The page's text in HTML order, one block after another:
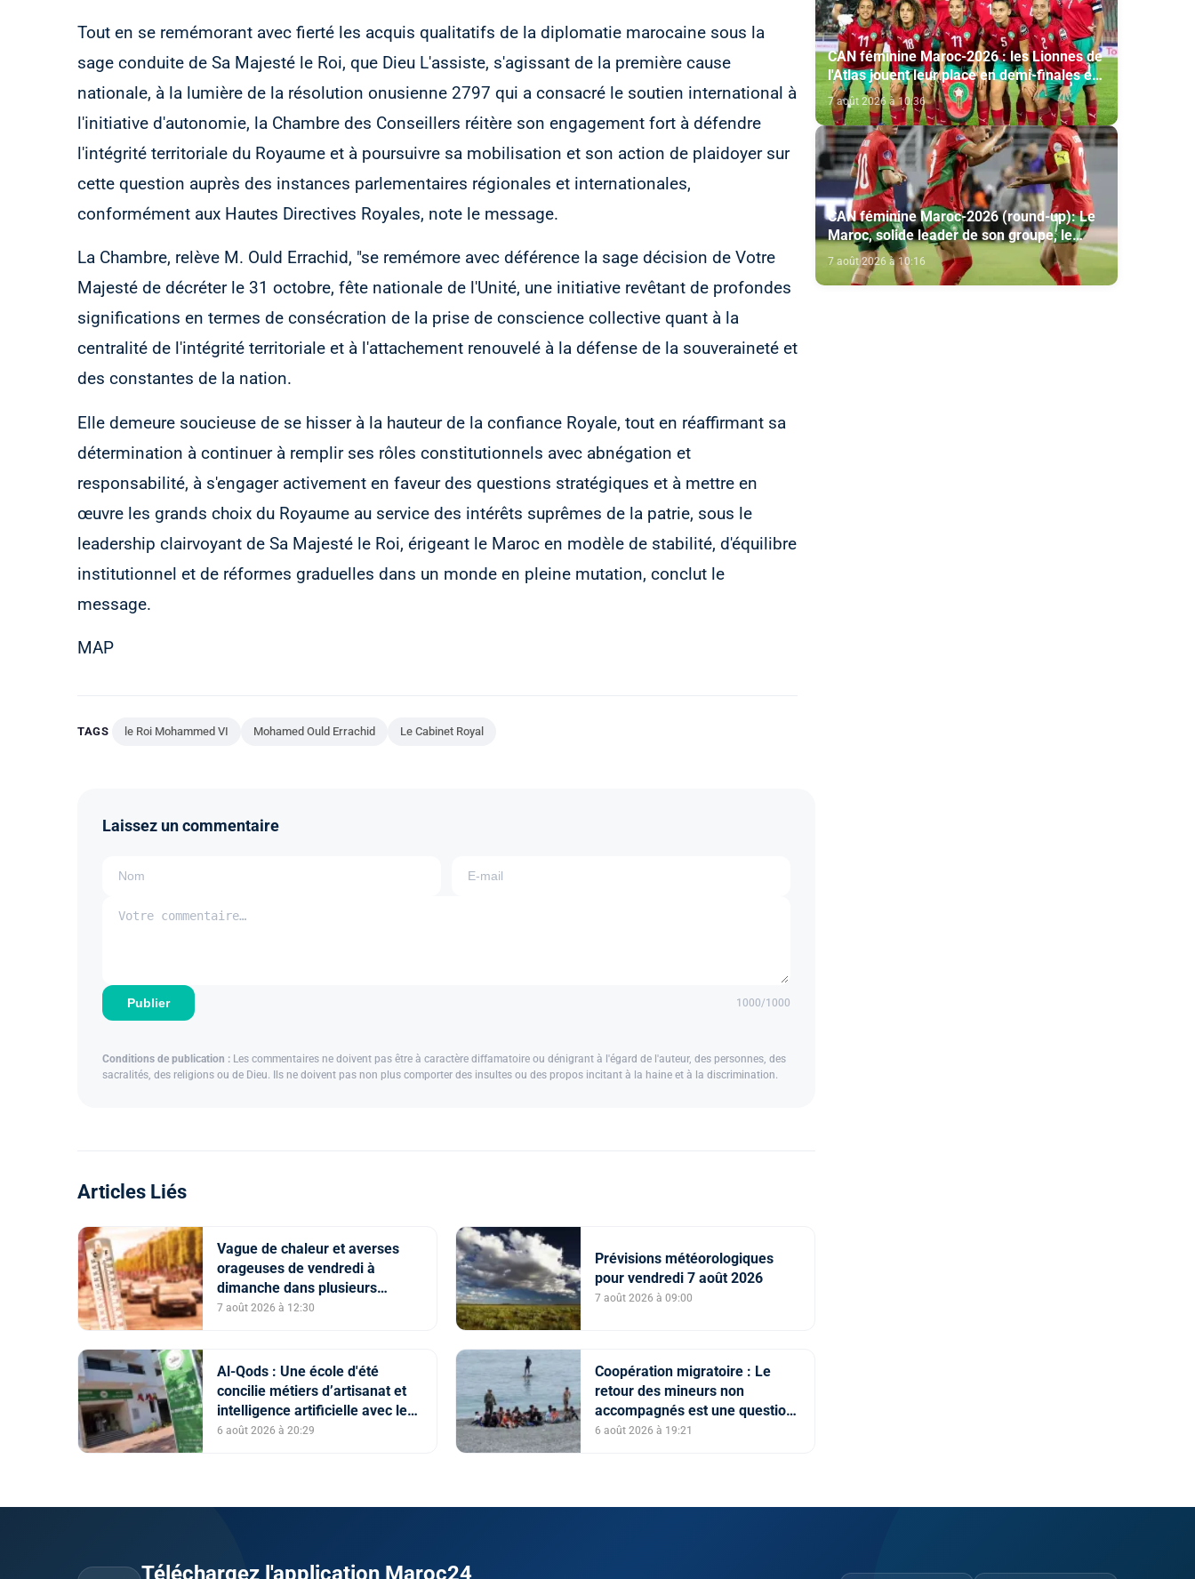
Tout en se remémorant avec fierté les acquis qualitatifs de la diplomatie marocaine sous la
sage conduite de Sa Majesté le Roi, que Dieu L'assiste, s'agissant de la première cause
nationale, à la lumière de la résolution onusienne 2797 qui a consacré le soutien international à
l'initiative d'autonomie, la Chambre des Conseillers réitère son engagement fort à défendre
l'intégrité territoriale du Royaume et à poursuivre sa mobilisation et son action de plaidoyer sur
cette question auprès des instances parlementaires régionales et internationales,
conformément aux Hautes Directives Royales, note le message.
La Chambre, relève M. Ould Errachid, "se remémore avec déférence la sage décision de Votre
Majesté de décréter le 31 octobre, fête nationale de l'Unité, une initiative revêtant de profondes
significations en termes de consécration de la prise de conscience collective quant à la
centralité de l'intégrité territoriale et à l'attachement renouvelé à la défense de la souveraineté et
des constantes de la nation.
Elle demeure soucieuse de se hisser à la hauteur de la confiance Royale, tout en réaffirmant sa
détermination à continuer à remplir ses rôles constitutionnels avec abnégation et
responsabilité, à s'engager activement en faveur des questions stratégiques et à mettre en
œuvre les grands choix du Royaume au service des intérêts suprêmes de la patrie, sous le
leadership clairvoyant de Sa Majesté le Roi, érigeant le Maroc en modèle de stabilité, d'équilibre
institutionnel et de réformes graduelles dans un monde en pleine mutation, conclut le
message.
MAP
TAGS le Roi Mohammed VI Mohamed Ould Errachid Le Cabinet Royal
Laissez un commentaire
Publier 1000/1000
Conditions de publication : Les commentaires ne doivent pas être à caractère diffamatoire ou dénigrant à l'égard de l'auteur, des personnes, des
sacralités, des religions ou de Dieu. Ils ne doivent pas non plus comporter des insultes ou des propos incitant à la haine et à la discrimination.
Articles Liés
Vague de chaleur et averses
orageuses de vendredi à
dimanche dans plusieurs
provinces du Royaume (Bulletin
7 août 2026 à 12:30
Prévisions météorologiques
pour vendredi 7 août 2026
7 août 2026 à 09:00
Al-Qods : Une école d'été
concilie métiers d’artisanat et
intelligence artificielle avec le
soutien de l'Agence Bayt Mal
6 août 2026 à 20:29
Coopération migratoire : Le
retour des mineurs non
accompagnés est une question
de principe basée sur les
6 août 2026 à 19:21
CAN féminine Maroc-2026 : les Lionnes de
l'Atlas jouent leur place en demi-finales et
leur qualification au Mondial-2027
7 août 2026 à 10:36
CAN féminine Maroc-2026 (round-up): Le
Maroc, solide leader de son groupe, le
conte de fées du Malawi se poursuit
7 août 2026 à 10:16
Téléchargez l'application Maroc24